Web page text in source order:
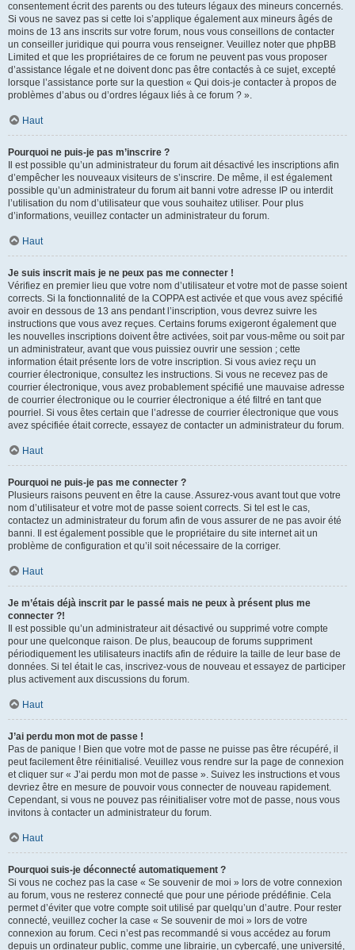
consentement écrit des parents ou des tuteurs légaux des mineurs concernés.
Si vous ne savez pas si cette loi s’applique également aux mineurs âgés de
moins de 13 ans inscrits sur votre forum, nous vous conseillons de contacter
un conseiller juridique qui pourra vous renseigner. Veuillez noter que phpBB
Limited et que les propriétaires de ce forum ne peuvent pas vous proposer
d’assistance légale et ne doivent donc pas être contactés à ce sujet, excepté
lorsque l’assistance porte sur la question « Qui dois-je contacter à propos de
problèmes d’abus ou d’ordres légaux liés à ce forum ? ».
Haut
Pourquoi ne puis-je pas m’inscrire ?
Il est possible qu’un administrateur du forum ait désactivé les inscriptions afin
d’empêcher les nouveaux visiteurs de s’inscrire. De même, il est également
possible qu’un administrateur du forum ait banni votre adresse IP ou interdit
l’utilisation du nom d’utilisateur que vous souhaitez utiliser. Pour plus
d’informations, veuillez contacter un administrateur du forum.
Haut
Je suis inscrit mais je ne peux pas me connecter !
Vérifiez en premier lieu que votre nom d’utilisateur et votre mot de passe soient
corrects. Si la fonctionnalité de la COPPA est activée et que vous avez spécifié
avoir en dessous de 13 ans pendant l’inscription, vous devrez suivre les
instructions que vous avez reçues. Certains forums exigeront également que
les nouvelles inscriptions doivent être activées, soit par vous-même ou soit par
un administrateur, avant que vous puissiez ouvrir une session ; cette
information était présente lors de votre inscription. Si vous aviez reçu un
courrier électronique, consultez les instructions. Si vous ne recevez pas de
courrier électronique, vous avez probablement spécifié une mauvaise adresse
de courrier électronique ou le courrier électronique a été filtré en tant que
pourriel. Si vous êtes certain que l’adresse de courrier électronique que vous
avez spécifiée était correcte, essayez de contacter un administrateur du forum.
Haut
Pourquoi ne puis-je pas me connecter ?
Plusieurs raisons peuvent en être la cause. Assurez-vous avant tout que votre
nom d’utilisateur et votre mot de passe soient corrects. Si tel est le cas,
contactez un administrateur du forum afin de vous assurer de ne pas avoir été
banni. Il est également possible que le propriétaire du site internet ait un
problème de configuration et qu’il soit nécessaire de la corriger.
Haut
Je m’étais déjà inscrit par le passé mais ne peux à présent plus me
connecter ?!
Il est possible qu’un administrateur ait désactivé ou supprimé votre compte
pour une quelconque raison. De plus, beaucoup de forums suppriment
périodiquement les utilisateurs inactifs afin de réduire la taille de leur base de
données. Si tel était le cas, inscrivez-vous de nouveau et essayez de participer
plus activement aux discussions du forum.
Haut
J’ai perdu mon mot de passe !
Pas de panique ! Bien que votre mot de passe ne puisse pas être récupéré, il
peut facilement être réinitialisé. Veuillez vous rendre sur la page de connexion
et cliquer sur « J’ai perdu mon mot de passe ». Suivez les instructions et vous
devriez être en mesure de pouvoir vous connecter de nouveau rapidement.
Cependant, si vous ne pouvez pas réinitialiser votre mot de passe, nous vous
invitons à contacter un administrateur du forum.
Haut
Pourquoi suis-je déconnecté automatiquement ?
Si vous ne cochez pas la case « Se souvenir de moi » lors de votre connexion
au forum, vous ne resterez connecté que pour une période prédéfinie. Cela
permet d’éviter que votre compte soit utilisé par quelqu’un d’autre. Pour rester
connecté, veuillez cocher la case « Se souvenir de moi » lors de votre
connexion au forum. Ceci n’est pas recommandé si vous accédez au forum
depuis un ordinateur public, comme une librairie, un cybercafé, une université,